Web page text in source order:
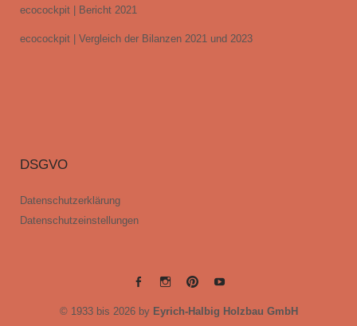
ecocockpit | Bericht 2021
ecocockpit | Vergleich der Bilanzen 2021 und 2023
DSGVO
Datenschutzerklärung
Datenschutzeinstellungen
EYRICH-EYRICH-EYRICH-EYRICH-
© 1933 bis 2026 by Eyrich-Halbig Holzbau GmbH